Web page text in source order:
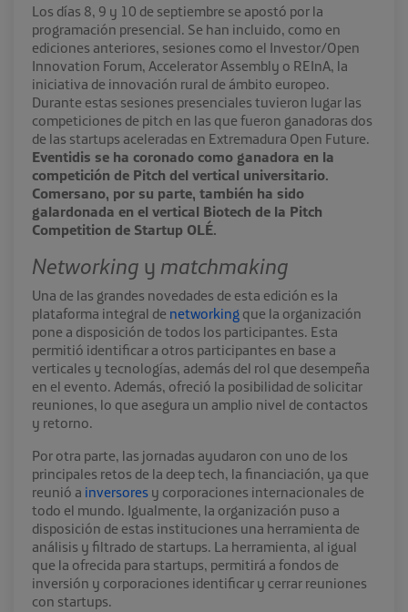
Los días 8, 9 y 10 de septiembre se apostó por la
programación presencial. Se han incluido, como en
ediciones anteriores, sesiones como el Investor/Open
Innovation Forum, Accelerator Assembly o REInA, la
iniciativa de innovación rural de ámbito europeo.
Durante estas sesiones presenciales tuvieron lugar las
competiciones de pitch en las que fueron ganadoras dos
de las startups aceleradas en Extremadura Open Future.
Eventidis se ha coronado como ganadora en la
competición de Pitch del vertical universitario.
Comersano, por su parte, también ha sido
galardonada en el vertical Biotech de la Pitch
Competition de Startup OLÉ.
Networking y matchmaking
Una de las grandes novedades de esta edición es la
plataforma integral de networking que la organización
pone a disposición de todos los participantes. Esta
permitió identificar a otros participantes en base a
verticales y tecnologías, además del rol que desempeña
en el evento. Además, ofreció la posibilidad de solicitar
reuniones, lo que asegura un amplio nivel de contactos
y retorno.
Por otra parte, las jornadas ayudaron con uno de los
principales retos de la deep tech, la financiación, ya que
reunió a inversores y corporaciones internacionales de
todo el mundo. Igualmente, la organización puso a
disposición de estas instituciones una herramienta de
análisis y filtrado de startups. La herramienta, al igual
que la ofrecida para startups, permitirá a fondos de
inversión y corporaciones identificar y cerrar reuniones
con startups.